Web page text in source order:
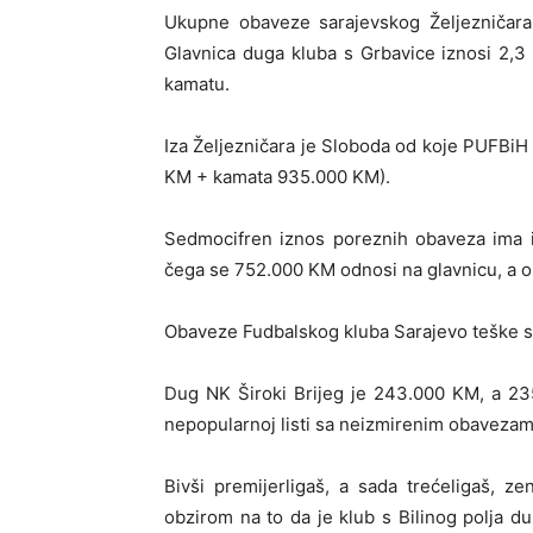
Ukupne obaveze sarajevskog
Glavnica duga kluba s Grbavice iznosi
kamatu.
Iza Željezničara je Sloboda od koje
KM + kamata 935.000 KM).
Sedmocifren iznos poreznih obaveza
čega se 752.000 KM odnosi na glavnicu, a
Obaveze Fudbalskog kluba Sarajevo teške
Dug NK Široki Brijeg je 243.000 KM, a
nepopularnoj listi sa neizmirenim
Bivši premijerligaš, a sada trećeligaš,
obzirom na to da je klub s Bilinog polja